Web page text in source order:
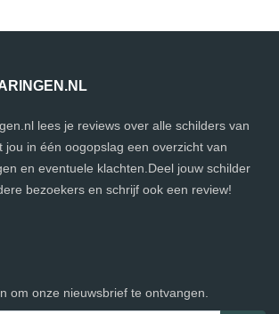
lees je reviews over alle schilders van
jou in één oogopslag een overzicht van
en eventuele klachten.Deel jouw schilder
bezoekers en schrijf ook een review!
om onze nieuwsbrief te ontvangen.